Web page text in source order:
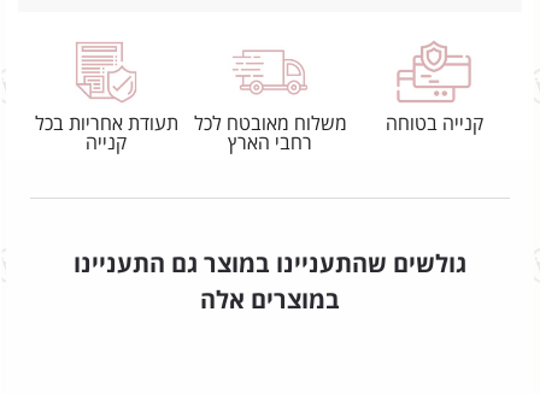
קנייה בטוחה
משלוח מאובטח לכל
רחבי הארץ
תעודת אחריות בכל
קנייה
גולשים שהתעניינו במוצר גם התעניינו
במוצרים אלה